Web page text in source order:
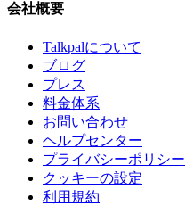
会社概要
Talkpalについて
ブログ
プレス
料金体系
お問い合わせ
ヘルプセンター
プライバシーポリシー
クッキーの設定
利用規約